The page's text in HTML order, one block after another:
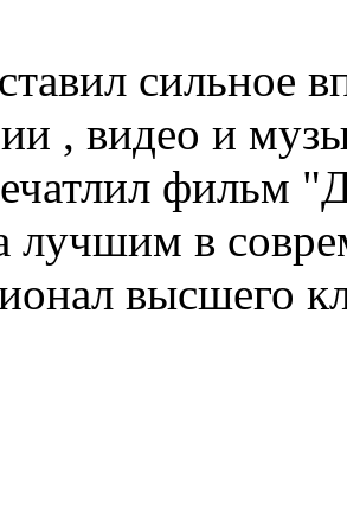
сильное
, видео и
фильм
лучшим в
высшего